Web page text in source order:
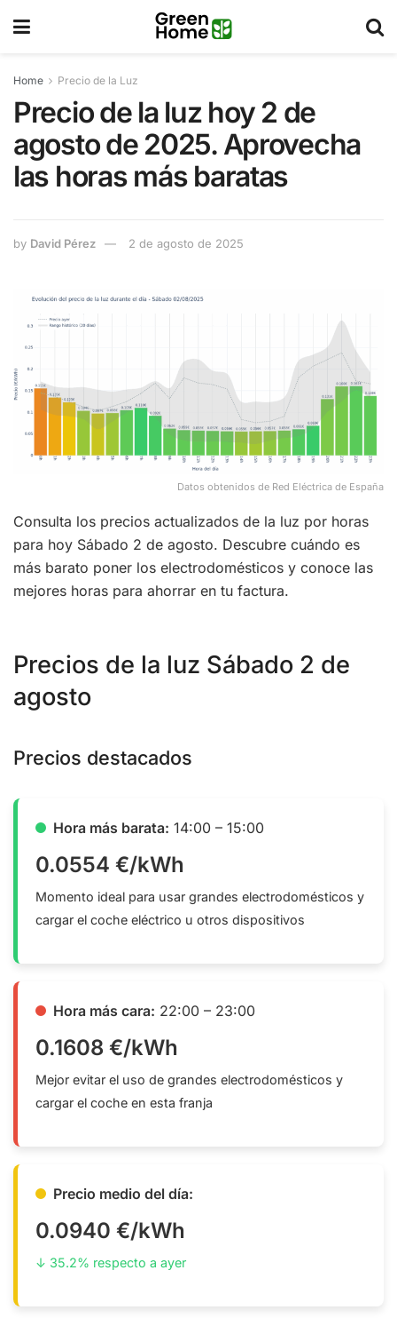
Home Precio de la Luz
Precio de la luz hoy 2 de
agosto de 2025. Aprovecha
las horas más baratas
by David Pérez 2 de agosto de 2025
Datos obtenidos de Red Eléctrica de España
Consulta los precios actualizados de la luz por horas
para hoy Sábado 2 de agosto. Descubre cuándo es
más barato poner los electrodomésticos y conoce las
mejores horas para ahorrar en tu factura.
Precios de la luz Sábado 2 de
agosto
Precios destacados
Hora más barata: 14:00 – 15:00
0.0554 €/kWh
Momento ideal para usar grandes electrodomésticos y
cargar el coche eléctrico u otros dispositivos
Hora más cara: 22:00 – 23:00
0.1608 €/kWh
Mejor evitar el uso de grandes electrodomésticos y
cargar el coche en esta franja
Precio medio del día:
0.0940 €/kWh
↓ 35.2% respecto a ayer